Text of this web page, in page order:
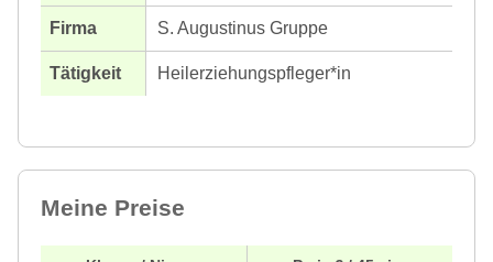
S. Augustinus Gruppe
Heilerziehungspfleger*in
Meine Preise